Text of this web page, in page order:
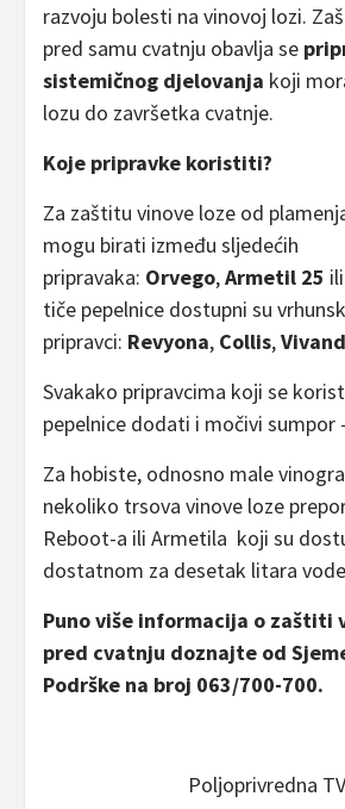
razvoju bolesti na vinovoj lozi.
pred samu cvatnju obavlja se
sistemičnog djelovanja koji
lozu do završetka cvatnje.
Koje pripravke koristiti?
Za zaštitu vinove loze od
mogu birati između sljedećih
pripravaka: Orvego,Armetil 25 ili
tiče pepelnice dostupni su
pripravci: Revyona, Collis,
Svakako pripravcima koji se
pepelnice dodati i močivi sumpor
Za hobiste, odnosno male
nekoliko trsova vinove loze
Reboot-a ili Armetila koji su
dostatnom za desetak litara
Puno više informacija o zaštiti
pred cvatnju doznajte od
Podrške na broj 063/700-700.
Poljoprivredna TV